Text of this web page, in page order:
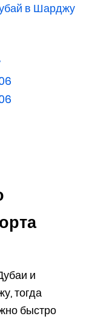
в Шарджу
и
тогда
быстро